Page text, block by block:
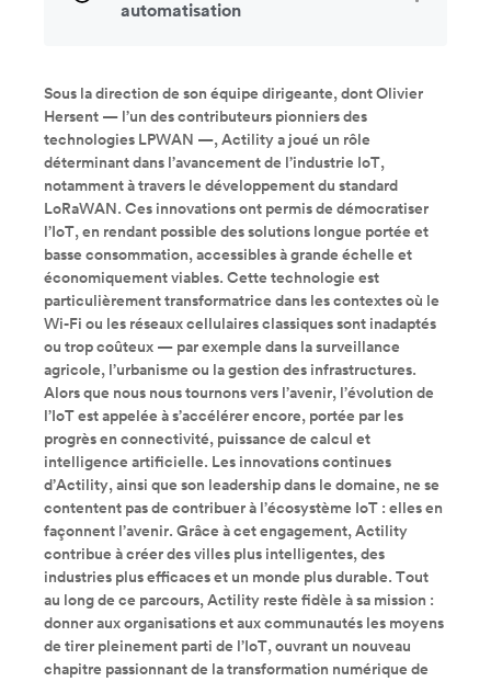
automatisation
Sous la direction de son équipe dirigeante, dont Olivier
Hersent — l’un des contributeurs pionniers des
technologies LPWAN —, Actility a joué un rôle
déterminant dans l’avancement de l’industrie IoT,
notamment à travers le développement du standard
LoRaWAN. Ces innovations ont permis de démocratiser
l’IoT, en rendant possible des solutions longue portée et
basse consommation, accessibles à grande échelle et
économiquement viables. Cette technologie est
particulièrement transformatrice dans les contextes où le
Wi-Fi ou les réseaux cellulaires classiques sont inadaptés
ou trop coûteux — par exemple dans la surveillance
agricole, l’urbanisme ou la gestion des infrastructures.
Alors que nous nous tournons vers l’avenir, l’évolution de
l’IoT est appelée à s’accélérer encore, portée par les
progrès en connectivité, puissance de calcul et
intelligence artificielle. Les innovations continues
d’Actility, ainsi que son leadership dans le domaine, ne se
contentent pas de contribuer à l’écosystème IoT : elles en
façonnent l’avenir. Grâce à cet engagement, Actility
contribue à créer des villes plus intelligentes, des
industries plus efficaces et un monde plus durable. Tout
au long de ce parcours, Actility reste fidèle à sa mission :
donner aux organisations et aux communautés les moyens
de tirer pleinement parti de l’IoT, ouvrant un nouveau
chapitre passionnant de la transformation numérique de